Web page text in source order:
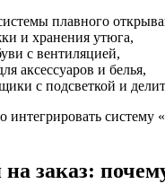
плавного
и хранения утюга,
с вентиляцией,
аксессуаров и белья,
с подсветкой и
систему
на заказ: